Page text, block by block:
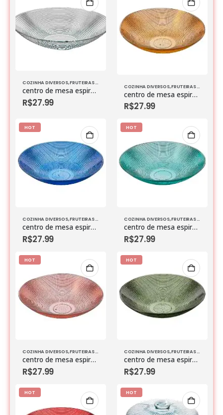
COZINHA DIVERSOS,FRUTEIRAS & BOLEIRAS
centro de mesa espiral vtzz p natural
R$27.99
COZINHA DIVERSOS,FRUTEIRAS & BOLEIRAS
centro de mesa espiral vtzz p ambar
R$27.99
HOT
COZINHA DIVERSOS,FRUTEIRAS & BOLEIRAS VIDROS
centro de mesa espiral vtzz p azul marinho
R$27.99
HOT
COZINHA DIVERSOS,FRUTEIRAS & BOLEIRAS
centro de mesa espiral vtzz p azul turquesa
R$27.99
HOT
COZINHA DIVERSOS,FRUTEIRAS & BOLEIRAS VIDROS
centro de mesa espiral vtzz p rose
R$27.99
HOT
COZINHA DIVERSOS,FRUTEIRAS & BOLEIRAS
centro de mesa espiral vtzz p verde
R$27.99
HOT HOT